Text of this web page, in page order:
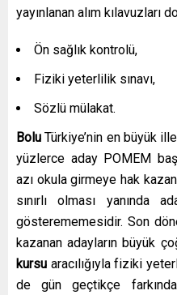
yayınlanan alım kılavuzları
Ön sağlık kontrolü,
Fiziki yeterlilik sınavı,
Sözlü mülakat.
BoluTürkiye’nin en büyük
yüzlerce aday POMEM
azı okula girmeye hak
sınırlı olması yanında
gösterememesidir.Son
kazanan adayların büyük
kursu aracılığıyla fiziki
de gün geçtikçe